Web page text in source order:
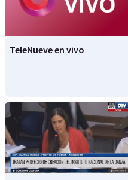
TeleNueve en vivo